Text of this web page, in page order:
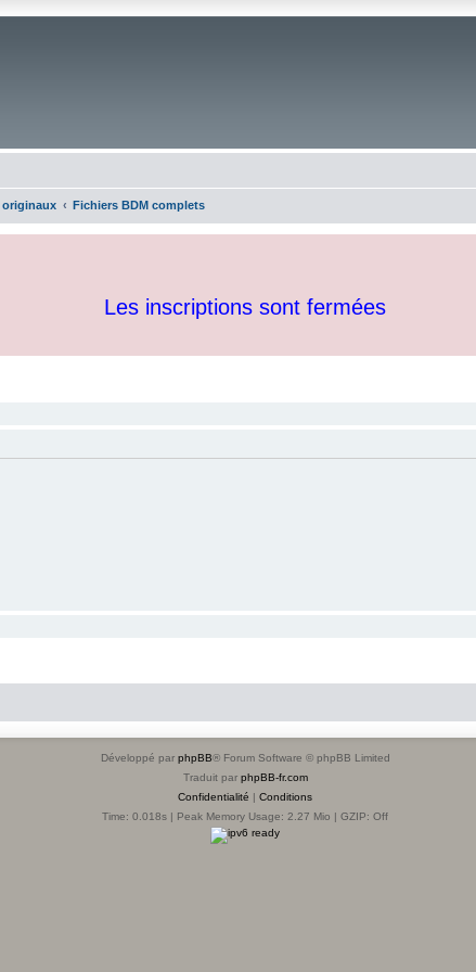
originaux Fichiers BDM complets
Les inscriptions sont fermées
Développé par phpBB® Forum Software © phpBB Limited
Traduit par phpBB-fr.com
Confidentialité | Conditions
Time: 0.018s | Peak Memory Usage: 2.27 Mio | GZIP: Off